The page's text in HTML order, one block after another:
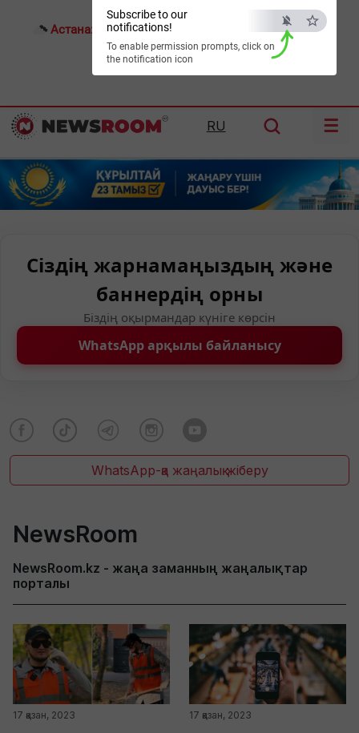
Subscribe to our
notifications!
To enable permission prompts, click on
the notification icon
Астана: 19°C Алматы: Шымкент:31°C
RU ☰
Сіздің жарнамаңыздың және
баннердің орны
Біздің оқырмандар күніге көрсін
WhatsApp арқылы байланысу
WhatsApp-қа жаңалық жіберу
NewsRoom
NewsRoom.kz - жаңа заманның жаңалықтар
порталы
17 қазан, 2023 17 қазан, 2023